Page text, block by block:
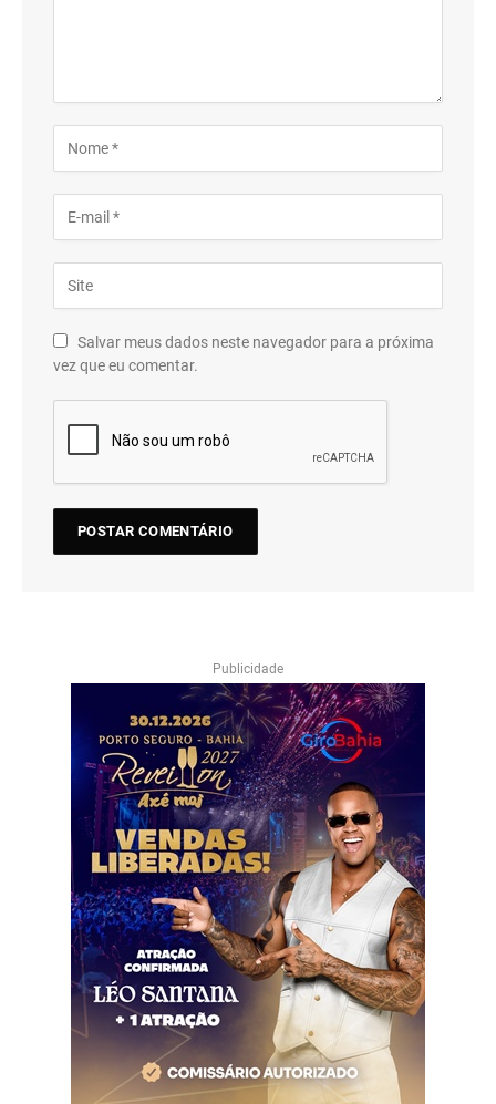
Salvar meus dados neste navegador para a próxima
vez que eu comentar.
Publicidade